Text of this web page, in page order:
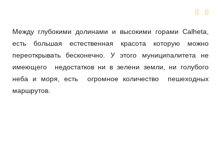
Между глубокими долинами и высокими горами Calheta,
есть большая естественная красота которую можно
переоткрывать бесконечно. У этого муниципалитета не
имеющего недостатков ни в зелени земли, ни голубого
неба и моря, есть огромное количество пешеходных
маршрутов.